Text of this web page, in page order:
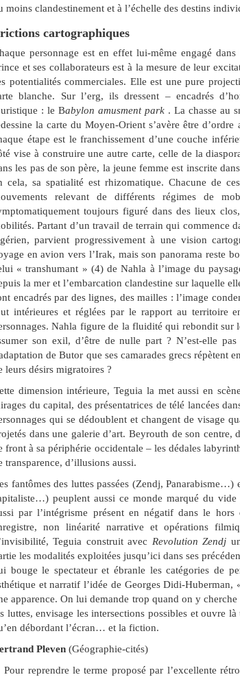
moins clandestinement et à l’échelle des destins
cartographiques
personnage est en effet lui-même engagé
et ses collaborateurs est à la mesure de leur
potentialités commerciales. Elle est une pure
blanche. Sur l’erg, ils dressent – encadrés
: le Babylon amusment park . La chasse au
la carte du Moyen-Orient s’avère être
étape est le franchissement d’une couche
vise à construire une autre carte, celle de la
les pas de son père, la jeune femme est inscrite
cela, sa spatialité est rhizomatique. Chacune de
relevant de différents régimes de
toujours figuré dans des lieux
Partant d’un travail de terrain qui commence
parvient progressivement à une vision
en avion vers l’Irak, mais son panorama reste
« transhumant » (4) de Nahla à l’image du
la mer et l’embarcation clandestine sur laquelle
encadrés par des lignes, des mailles : l’image
intérieures et réglées par le rapport au territoire
Nahla figure de la fluidité qui rebondit sur
son exil, d’être de nulle part ? N’est-elle
de Butor que ses camarades grecs répètent
leurs désirs migratoires ?
dimension intérieure, Teguia la met aussi en
du capital, des présentatrices de télé lancées
qui se dédoublent et changent de visage
dans une galerie d’art. Beyrouth de son centre,
front à sa périphérie occidentale – les dédales
transparence, d’illusions aussi.
fantômes des luttes passées (Zendj,
peuplent aussi ce monde marqué du
par l’intégrisme présent en négatif dans le
non linéarité narrative et opérations
Teguia construit avec Revolution Zendj
les modalités exploitées jusqu’ici dans ses
bouge le spectateur et ébranle les catégories de
et narratif l’idée de Georges Didi-
apparence. On lui demande trop quand on y
luttes, envisage les intersections possibles et ouvre
débordant l’écran… et la fiction.
Pleven (Géographie-cités)
Pour reprendre le terme proposé par l’excellente